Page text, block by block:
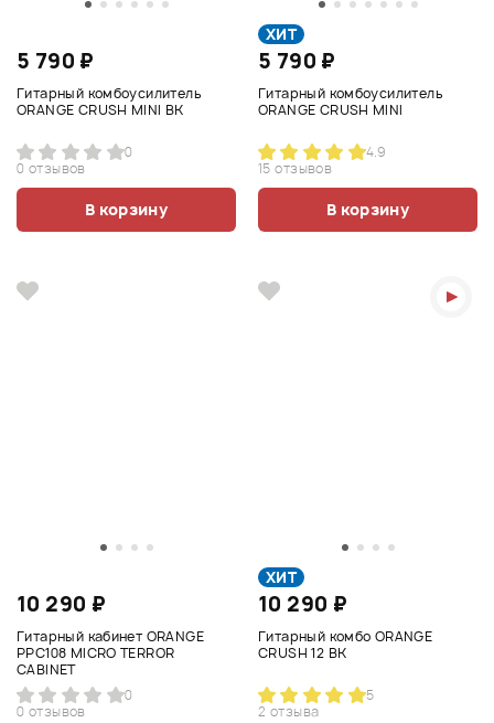
5 790 ₽
Гитарный комбоусилитель
ORANGE CRUSH MINI BK
0
0 отзывов
В корзину
ХИТ
5 790 ₽
Гитарный комбоусилитель
ORANGE CRUSH MINI
4.9
15 отзывов
В корзину
10 290 ₽
Гитарный кабинет ORANGE
PPC108 MICRO TERROR
CABINET
0
0 отзывов
ХИТ
10 290 ₽
Гитарный комбо ORANGE
CRUSH 12 BK
5
2 отзыва